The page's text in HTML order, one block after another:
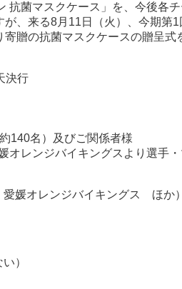
抗菌マスクケース」を、今後各
、来る8月11日（火）、今期第
贈の抗菌マスクケースの贈呈式
決行
）及びご関係者様
バイキングスより選手・マ
媛オレンジバイキングス ほか）
）